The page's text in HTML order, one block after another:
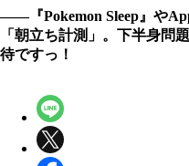
――『Pokemon Sleep』や
「朝立ち計測」。下半身問
待ですっ！